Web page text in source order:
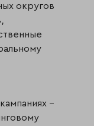
округов
–